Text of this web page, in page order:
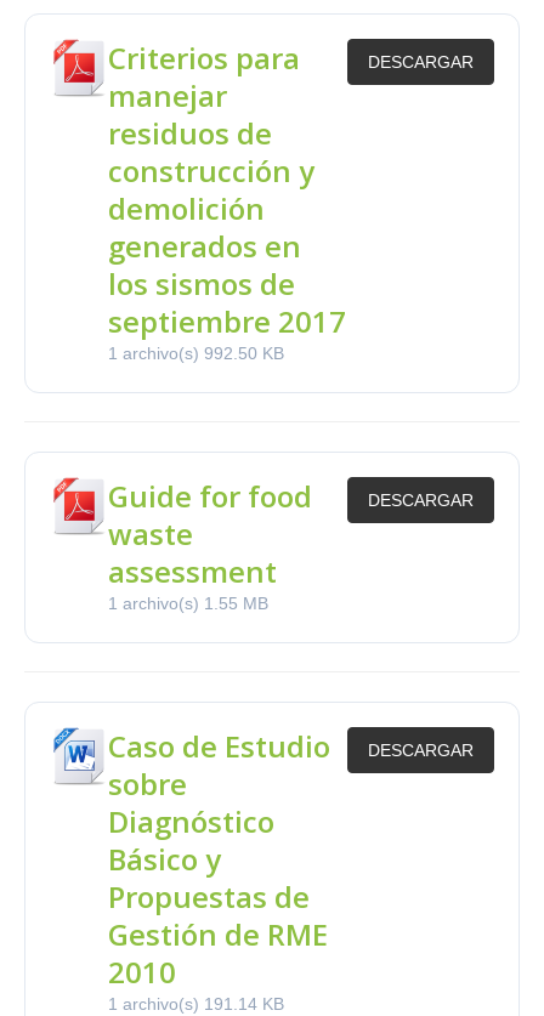
Criterios para
manejar
residuos de
construcción y
demolición
generados en
los sismos de
septiembre 2017
1 archivo(s) 992.50 KB
DESCARGAR
Guide for food
waste
assessment
1 archivo(s) 1.55 MB
DESCARGAR
Caso de Estudio
sobre
Diagnóstico
Básico y
Propuestas de
Gestión de RME
2010
1 archivo(s) 191.14 KB
DESCARGAR